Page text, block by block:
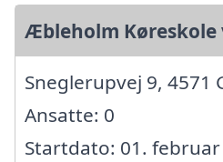
Æbleholm Køreskole
Sneglerupvej 9, 4571
Ansatte: 0
Startdato: 01. februar